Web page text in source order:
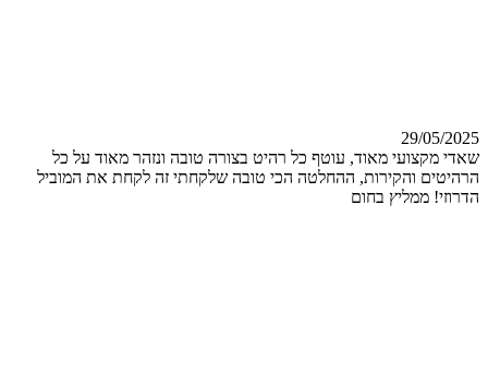
29/05/2025
שאדי מקצועי מאוד, עוטף כל רהיט בצורה טובה ונזהר מאוד על כל
הרהיטים והקירות, ההחלטה הכי טובה שלקחתי זה לקחת את המוביל
הדרוזי! ממליץ בחום